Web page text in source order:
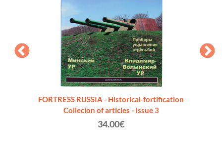
FORTRESS RUSSIA - Historical-fortification
Collecion of articles - Issue 3
34.00€